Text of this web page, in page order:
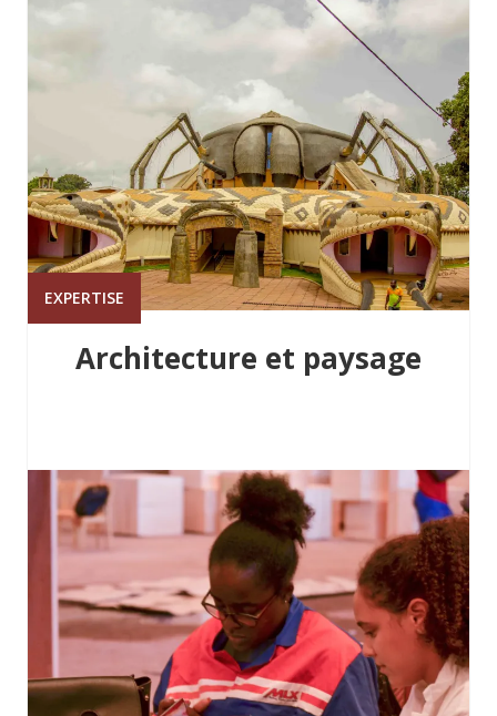
EXPERTISE
Architecture et paysage